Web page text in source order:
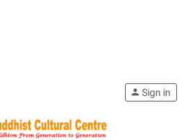
person Sign in